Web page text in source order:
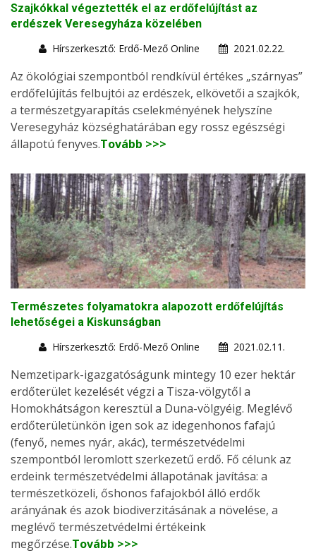
Szajkókkal végeztették el az erdőfelújítást az
erdészek Veresegyháza közelében
Hírszerkesztő: Erdő-Mező Online
2021.02.22.
Az ökológiai szempontból rendkívül értékes „szárnyas”
erdőfelújítás felbujtói az erdészek, elkövetői a szajkók,
a természetgyarapítás cselekményének helyszíne
Veresegyház községhatárában egy rossz egészségi
állapotú fenyves.Tovább >>>
Természetes folyamatokra alapozott erdőfelújítás
lehetőségei a Kiskunságban
Hírszerkesztő: Erdő-Mező Online
2021.02.11.
Nemzetipark-igazgatóságunk mintegy 10 ezer hektár
erdőterület kezelését végzi a Tisza-völgytől a
Homokhátságon keresztül a Duna-völgyéig. Meglévő
erdőterületünkön igen sok az idegenhonos fafajú
(fenyő, nemes nyár, akác), természetvédelmi
szempontból leromlott szerkezetű erdő. Fő célunk az
erdeink természetvédelmi állapotának javítása: a
természetközeli, őshonos fafajokból álló erdők
arányának és azok biodiverzitásának a növelése, a
meglévő természetvédelmi értékeink
megőrzése.Tovább >>>